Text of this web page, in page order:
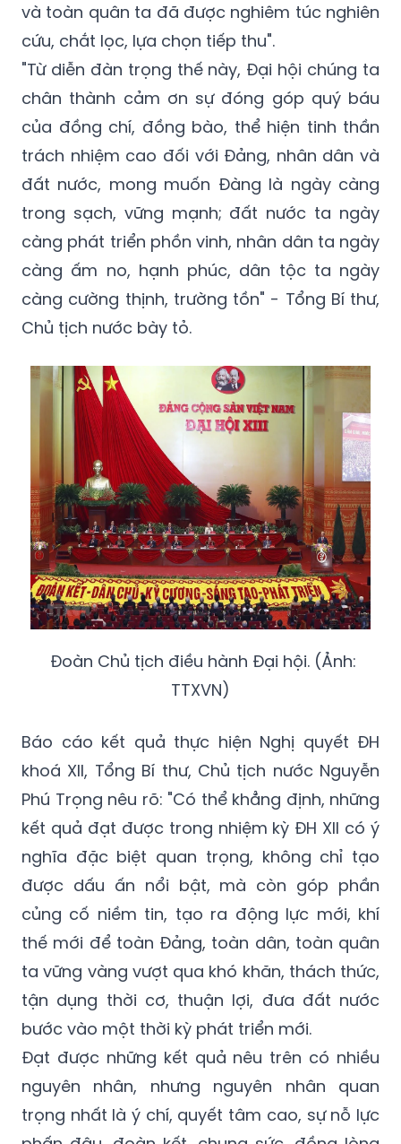
và toàn quân ta đã được nghiêm túc nghiên
cứu, chắt lọc, lựa chọn tiếp thu".
"Từ diễn đàn trọng thế này, Đại hội chúng ta
chân thành cảm ơn sự đóng góp quý báu
của đồng chí, đồng bào, thể hiện tinh thần
trách nhiệm cao đối với Đảng, nhân dân và
đất nước, mong muốn Đàng là ngày càng
trong sạch, vững mạnh; đất nước ta ngày
càng phát triển phồn vinh, nhân dân ta ngày
càng ấm no, hạnh phúc, dân tộc ta ngày
càng cường thịnh, trường tồn" - Tổng Bí thư,
Chủ tịch nước bày tỏ.
Đoàn Chủ tịch điều hành Đại hội. (Ảnh:
TTXVN)
Báo cáo kết quả thực hiện Nghị quyết ĐH
khoá XII, Tổng Bí thư, Chủ tịch nước Nguyễn
Phú Trọng nêu rõ: "Có thể khẳng định, những
kết quả đạt được trong nhiệm kỳ ĐH XII có ý
nghĩa đặc biệt quan trọng, không chỉ tạo
được dấu ấn nổi bật, mà còn góp phần
củng cố niềm tin, tạo ra động lực mới, khí
thế mới để toàn Đảng, toàn dân, toàn quân
ta vững vàng vượt qua khó khăn, thách thức,
tận dụng thời cơ, thuận lợi, đưa đất nước
bước vào một thời kỳ phát triển mới.
Đạt được những kết quả nêu trên có nhiều
nguyên nhân, nhưng nguyên nhân quan
trọng nhất là ý chí, quyết tâm cao, sự nỗ lực